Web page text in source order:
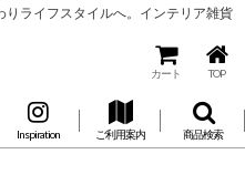
ライフスタイルへ。インテリア雑貨
カート TOP
Inspiration ご利用案内 商品検索